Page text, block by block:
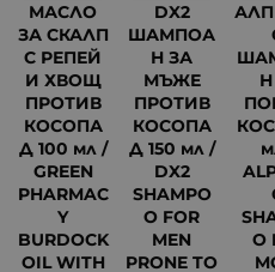
МАСЛО
ЗА СКАЛП
С РЕПЕЙ
И ХВОЩ
ПРОТИВ
КОСОПА
Д 100 мл /
GREEN
PHARMAC
Y
BURDOCK
OIL WITH
DX2
ШАМПОА
Н ЗА
МЪЖЕ
ПРОТИВ
КОСОПА
Д 150 мл /
DX2
SHAMPO
O FOR
MEN
PRONE TO
O